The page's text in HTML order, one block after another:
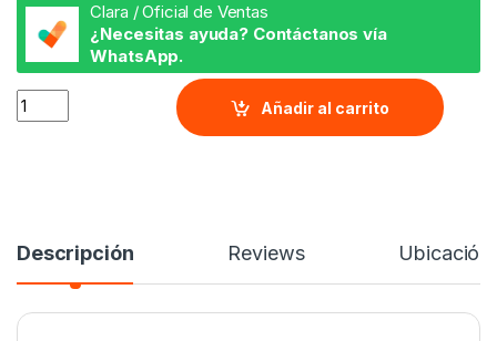
Clara / Oficial de Ventas
¿Necesitas ayuda? Contáctanos vía
WhatsApp.
Charizard quantity
Añadir al carrito
Descripción Reviews Ubicación